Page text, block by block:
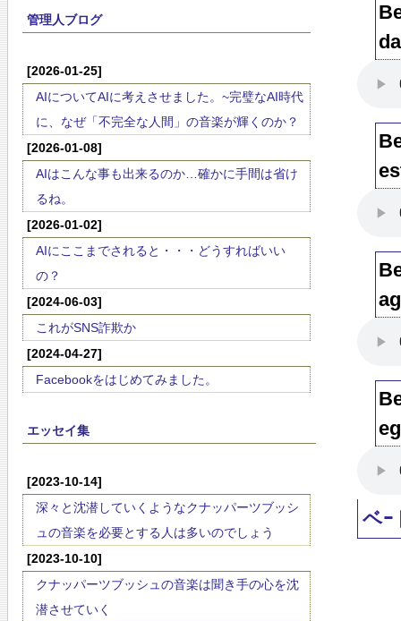
管理人ブログ
[2026-01-25]
AIについてAIに考えさせました。~完璧なAI時代
に、なぜ「不完全な人間」の音楽が輝くのか？
[2026-01-08]
AIはこんな事も出来るのか…確かに手間は省け
るね。
[2026-01-02]
AIにここまでされると・・・どうすればいい
の？
[2024-06-03]
これがSNS詐欺か
[2024-04-27]
Facebookをはじめてみました。
エッセイ集
[2023-10-14]
深々と沈潜していくようなクナッパーツブッシ
ュの音楽を必要とする人は多いのでしょう
[2023-10-10]
クナッパーツブッシュの音楽は聞き手の心を沈
潜させていく
ベｰ